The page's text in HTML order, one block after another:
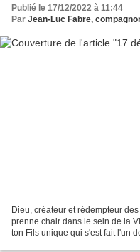
Publié le 17/12/2022 à 11:44
Par Jean-Luc Fabre,
Dieu, créateur et rédempteur
prenne chair dans le sein de la
ton Fils unique qui s'est fait l'un